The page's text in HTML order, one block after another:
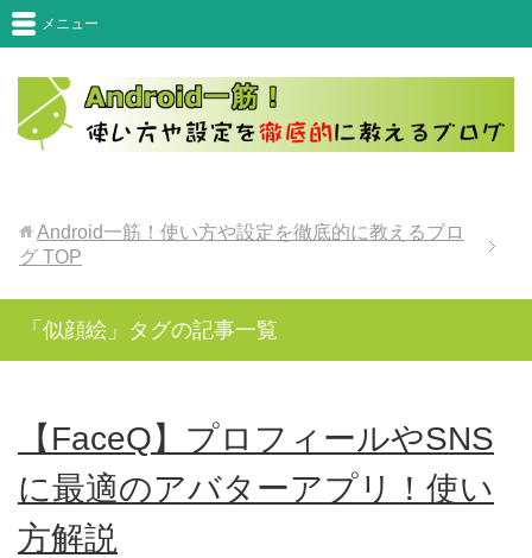
メニュー
Android一筋！使い方や設定を徹底的に教えるブロ
グ TOP
「似顔絵」タグの記事一覧
【FaceQ】プロフィールやSNS
に最適のアバターアプリ！使い
方解説